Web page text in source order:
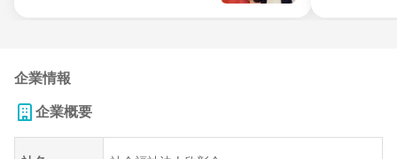
企業情報
企業概要